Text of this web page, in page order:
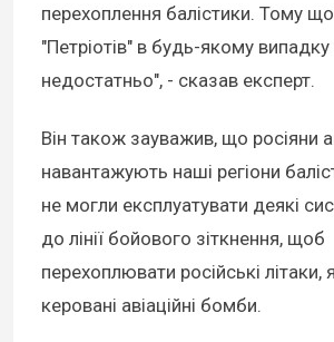
перехоплення балістики. Тому що
"Петріотів" в будь-якому
недостатньо", - сказав експерт.
Він також зауважив, що росіяни
навантажують наші регіони
не могли експлуатувати деякі
до лінії бойового зіткнення, щоб
перехоплювати російські літаки,
керовані авіаційні бомби.